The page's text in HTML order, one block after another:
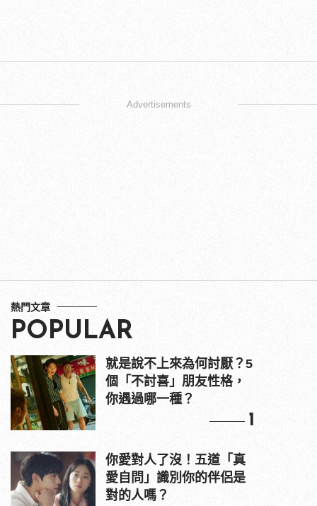
Advertisements
熱門文章
POPULAR
就是說不上來為何討厭？5
個「不討喜」朋友性格，
你遇過哪一種？
1
你愛對人了沒！五道「真
愛自問」識別你的伴侶是
對的人嗎？